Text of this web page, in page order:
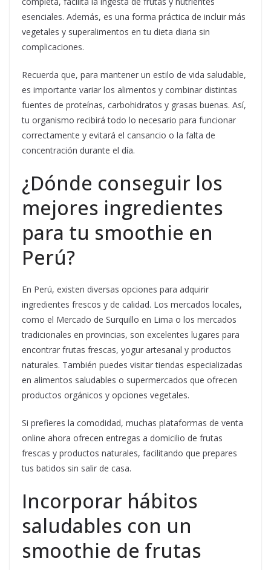
esenciales. Además, es una forma práctica de incluir más
vegetales y superalimentos en tu dieta diaria sin
complicaciones.
Recuerda que, para mantener un estilo de vida saludable,
es importante variar los alimentos y combinar distintas
fuentes de proteínas, carbohidratos y grasas buenas. Así,
tu organismo recibirá todo lo necesario para funcionar
correctamente y evitará el cansancio o la falta de
concentración durante el día.
¿Dónde conseguir los
mejores ingredientes
para tu smoothie en
Perú?
En Perú, existen diversas opciones para adquirir
ingredientes frescos y de calidad. Los mercados locales,
como el Mercado de Surquillo en Lima o los mercados
tradicionales en provincias, son excelentes lugares para
encontrar frutas frescas, yogur artesanal y productos
naturales. También puedes visitar tiendas especializadas
en alimentos saludables o supermercados que ofrecen
productos orgánicos y opciones vegetales.
Si prefieres la comodidad, muchas plataformas de venta
online ahora ofrecen entregas a domicilio de frutas
frescas y productos naturales, facilitando que prepares
tus batidos sin salir de casa.
Incorporar hábitos
saludables con un
smoothie de frutas